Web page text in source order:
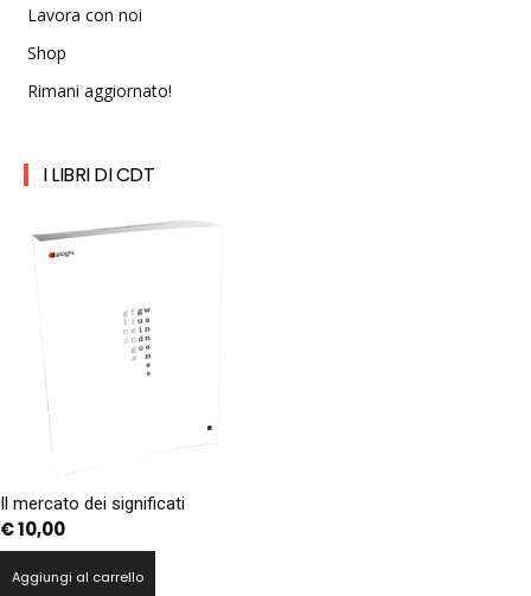
Lavora con noi
Shop
Rimani aggiornato!
I LIBRI DI CDT
Il mercato dei significati
€10,00
Aggiungi al carrello